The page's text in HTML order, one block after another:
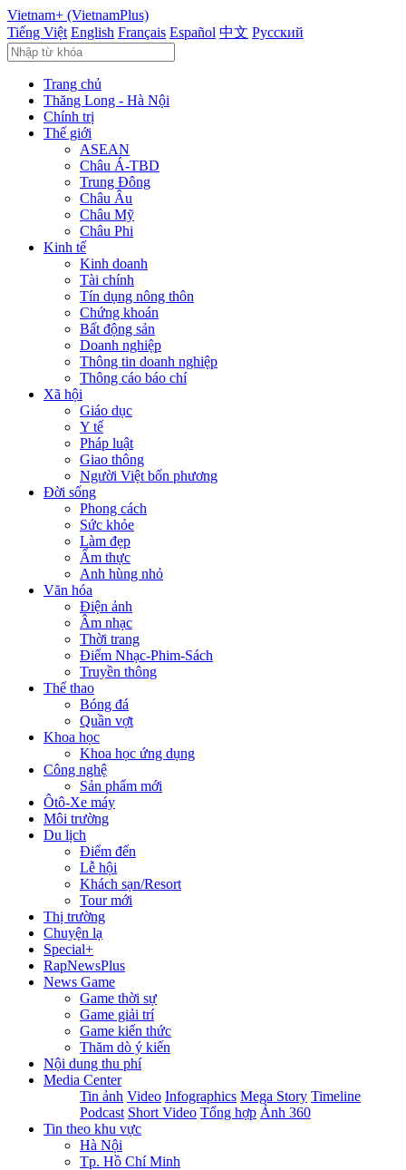
Vietnam+ (VietnamPlus)
Tiếng Việt English Français Español 中文 Русский
Trang chủ
Thăng Long - Hà Nội
Chính trị
Thế giới
ASEAN
Châu Á-TBD
Trung Đông
Châu Âu
Châu Mỹ
Châu Phi
Kinh tế
Kinh doanh
Tài chính
Tín dụng nông thôn
Chứng khoán
Bất động sản
Doanh nghiệp
Thông tin doanh nghiệp
Thông cáo báo chí
Xã hội
Giáo dục
Y tế
Pháp luật
Giao thông
Người Việt bốn phương
Đời sống
Phong cách
Sức khỏe
Làm đẹp
Ẩm thực
Anh hùng nhỏ
Văn hóa
Điện ảnh
Âm nhạc
Thời trang
Điểm Nhạc-Phim-Sách
Truyền thông
Thể thao
Bóng đá
Quần vợt
Khoa học
Khoa học ứng dụng
Công nghệ
Sản phẩm mới
Ôtô-Xe máy
Môi trường
Du lịch
Điểm đến
Lễ hội
Khách sạn/Resort
Tour mới
Thị trường
Chuyện lạ
Special+
RapNewsPlus
News Game
Game thời sự
Game giải trí
Game kiến thức
Thăm dò ý kiến
Nội dung thu phí
Media Center
Tin ảnh Video Infographics Mega Story Timeline
Podcast Short Video Tổng hợp Ảnh 360
Tin theo khu vực
Hà Nội
Tp. Hồ Chí Minh